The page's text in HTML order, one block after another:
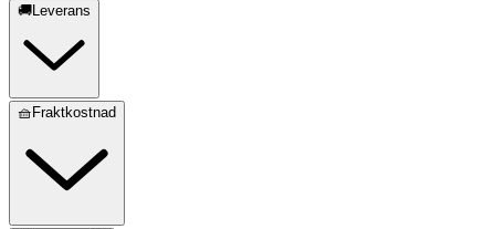
🚚Leverans
🧺Fraktkostnad